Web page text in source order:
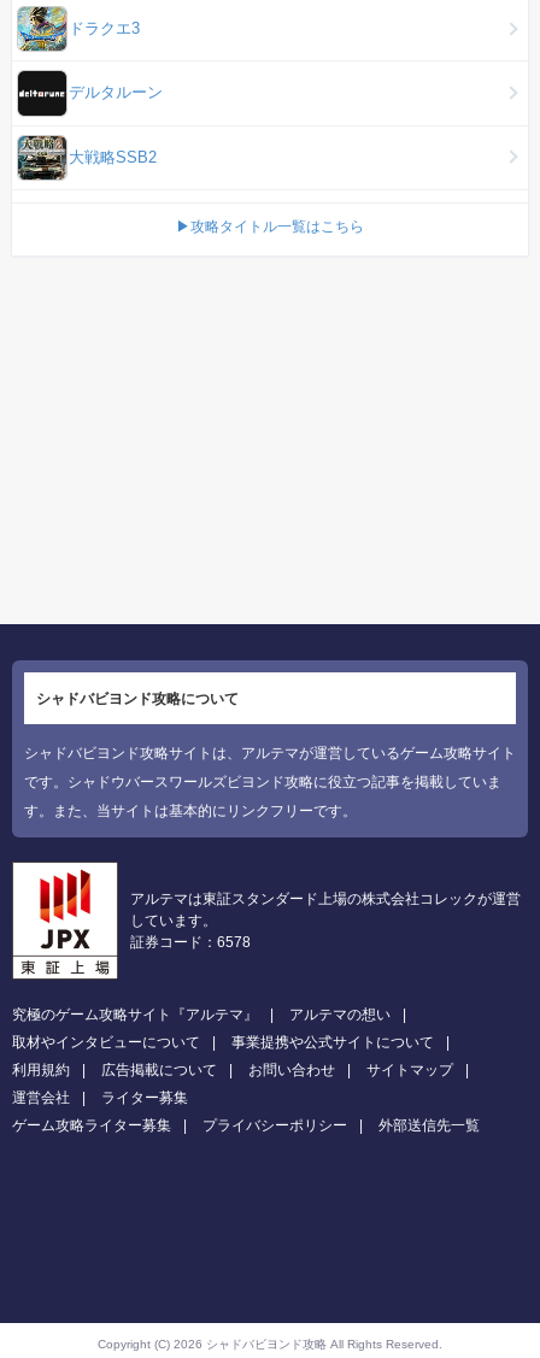
ドラクエ3
デルタルーン
大戦略SSB2
▶攻略タイトル一覧はこちら
シャドバビヨンド攻略について
シャドバビヨンド攻略サイトは、アルテマが運営しているゲーム攻略サイト
です。シャドウバースワールズビヨンド攻略に役立つ記事を掲載していま
す。また、当サイトは基本的にリンクフリーです。
アルテマは東証スタンダード上場の株式会社コレックが運営
しています。
証券コード：6578
究極のゲーム攻略サイト『アルテマ』
アルテマの想い
取材やインタビューについて
事業提携や公式サイトについて
利用規約
広告掲載について お問い合わせ
サイトマップ
運営会社
ライター募集
ゲーム攻略ライター募集
プライバシーポリシー 外部送信先一覧
Copyright (C) 2026 シャドバビヨンド攻略 All Rights Reserved.